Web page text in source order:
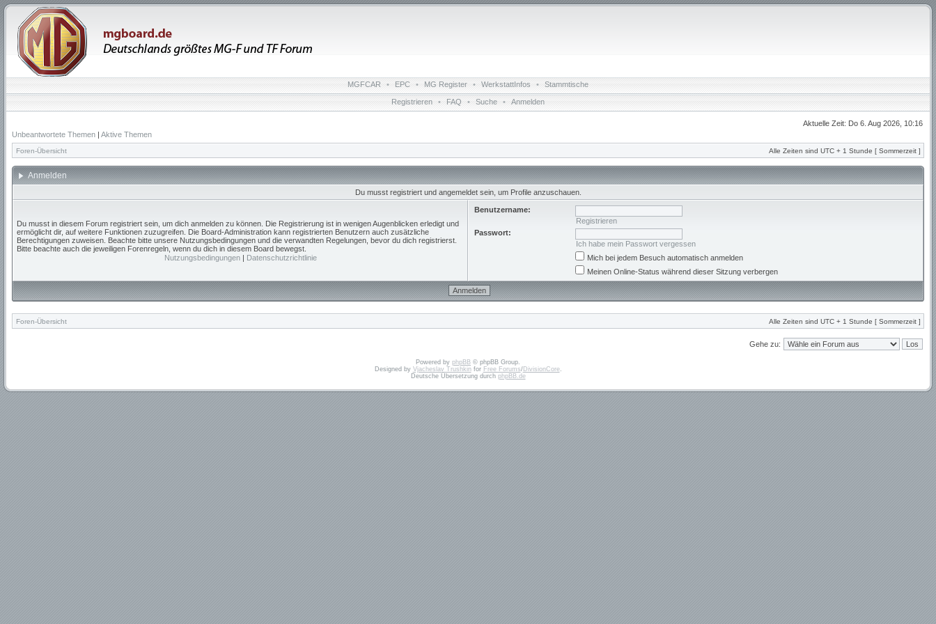
MGFCAR • EPC • MG Register • WerkstattInfos • Stammtische
Registrieren • FAQ • Suche • Anmelden
Aktuelle Zeit: Do 6. Aug 2026, 10:16
Unbeantwortete Themen | Aktive Themen
Foren-Übersicht Alle Zeiten sind UTC + 1 Stunde [ Sommerzeit ]
Anmelden
Du musst registriert und angemeldet sein, um Profile anzuschauen.
Du musst in diesem Forum registriert sein, um dich anmelden zu können. Die Registrierung ist in wenigen Augenblicken erledigt und
ermöglicht dir, auf weitere Funktionen zuzugreifen. Die Board-Administration kann registrierten Benutzern auch zusätzliche
Berechtigungen zuweisen. Beachte bitte unsere Nutzungsbedingungen und die verwandten Regelungen, bevor du dich registrierst.
Bitte beachte auch die jeweiligen Forenregeln, wenn du dich in diesem Board bewegst.
Nutzungsbedingungen| Datenschutzrichtlinie
Benutzername:
Registrieren
Passwort:
Ich habe mein Passwort vergessen
Mich bei jedem Besuch automatisch anmelden
Meinen Online-Status während dieser Sitzung verbergen
Foren-Übersicht Alle Zeiten sind UTC + 1 Stunde [ Sommerzeit ]
Gehe zu:
Powered by phpBB © phpBB Group.
Designed by Vjacheslav Trushkinfor Free Forums/DivisionCore.
Deutsche Übersetzung durch phpBB.de